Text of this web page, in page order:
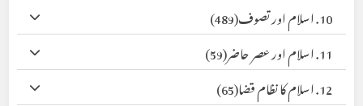
10. اسلام اور تصوف
(489)
11. اسلام اور عصر حاضر
(59)
12. اسلام کا نظام قضا
(65)